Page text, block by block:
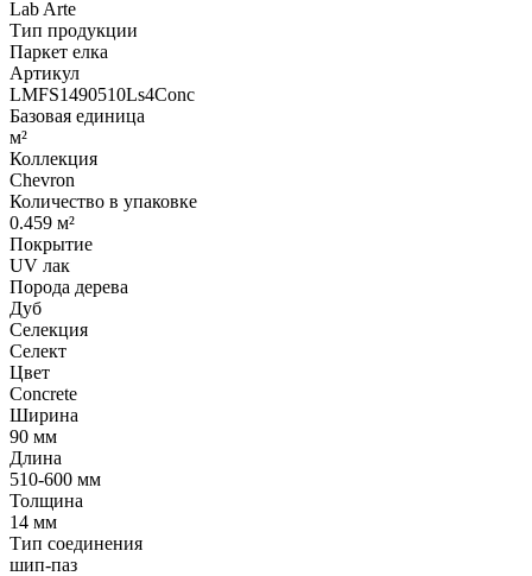
Lab Arte
Тип продукции
Паркет елка
Артикул
LMFS1490510Ls4Conc
Базовая единица
м²
Коллекция
Chevron
Количество в упаковке
0.459 м²
Покрытие
UV лак
Порода дерева
Дуб
Селекция
Селект
Цвет
Concrete
Ширина
90 мм
Длина
510-600 мм
Толщина
14 мм
Тип соединения
шип-паз